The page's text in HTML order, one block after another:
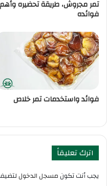
تمر مجروش، طريقة تحضيره وأهم
فوائده
فوائد واستخدمات تمر خلاص
اترك تعليقاً
يجب أنت تكون مسجل الدخول